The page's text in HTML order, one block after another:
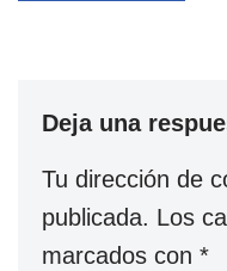
Deja una
Tu dirección de
publicada. Los
marcados con *